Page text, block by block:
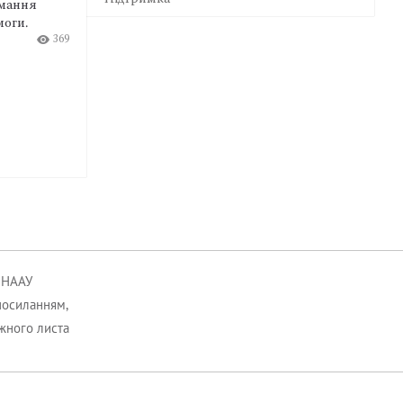
369
професійним та особистим життям
НААУ
листа